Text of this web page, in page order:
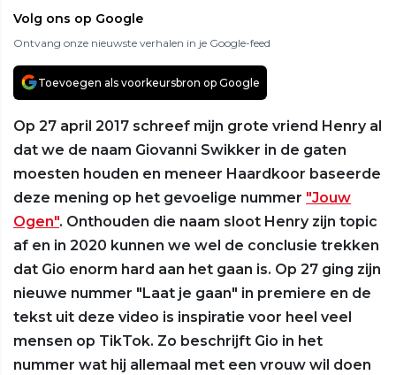
Volg ons op Google
Ontvang onze nieuwste verhalen in je Google-feed
Toevoegen als voorkeursbron op Google
Op 27 april 2017 schreef mijn grote vriend Henry al
dat we de naam Giovanni Swikker in de gaten
moesten houden en meneer Haardkoor baseerde
deze mening op het gevoelige nummer "Jouw
Ogen". Onthouden die naam sloot Henry zijn topic
af en in 2020 kunnen we wel de conclusie trekken
dat Gio enorm hard aan het gaan is. Op 27 ging zijn
nieuwe nummer "Laat je gaan" in premiere en de
tekst uit deze video is inspiratie voor heel veel
mensen op TikTok. Zo beschrijft Gio in het
nummer wat hij allemaal met een vrouw wil doen